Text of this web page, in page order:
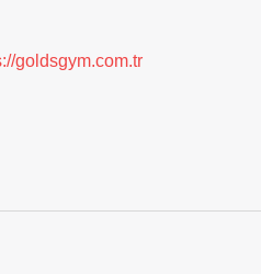
goldsgym.com.tr